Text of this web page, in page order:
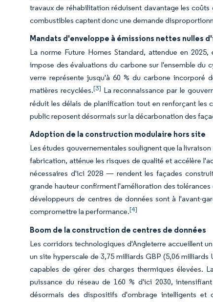
travaux de réhabilitation réduisent davantage les
combustibles captent donc une demande
Mandats d'enveloppe à émissions nettes nulles
La norme Future Homes Standard, attendue en
impose des évaluations du carbone sur l'ensemble du
verre représente jusqu'à 60 % du carbone incorporé
matières recyclées.[3] La reconnaissance par le
réduit les délais de planification tout en renforçant les
public reposent désormais sur la décarbonation des
Adoption de la construction modulaire hors site
Les études gouvernementales soulignent que la
fabrication, atténue les risques de qualité et accélère
nécessaires d'ici 2028 — rendent les façades
grande hauteur confirment l'amélioration des
développeurs de centres de données sont à l'avant-
compromettre la performance.[4]
Boom de la construction de centres de données
Les corridors technologiques d'Angleterre accueillent
un site hyperscale de 3,75 milliards GBP (5,06
capables de gérer des charges thermiques élevées.
puissance du réseau de 160 % d'ici 2030,
désormais des dispositifs d'ombrage intelligents et